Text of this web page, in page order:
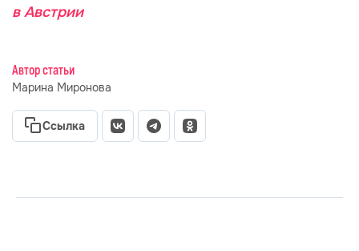
в Австрии
Автор статьи
Марина Миронова
Ссылка